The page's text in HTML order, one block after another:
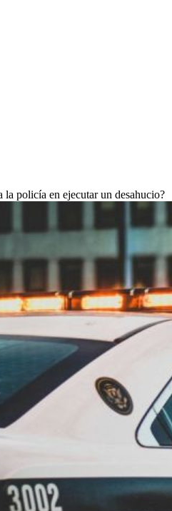
la policía en ejecutar un desahucio?